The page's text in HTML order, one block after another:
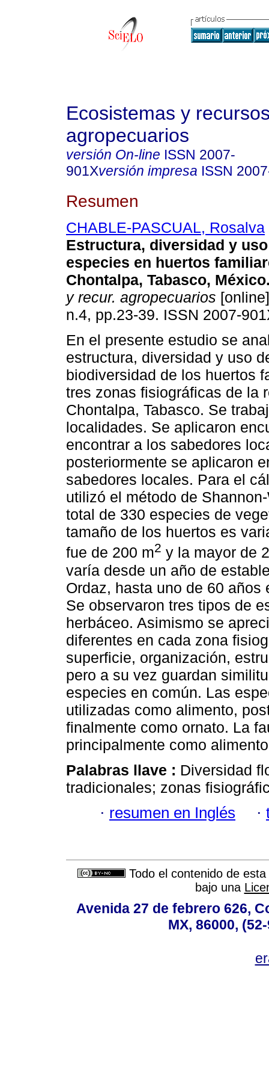
Ecosistemas y
agropecuarios
versión On-line ISSN 2007-
901Xversión impresa ISSN
Resumen
CHABLE-PASCUAL, Rosalva
Estructura, diversidad y
especies en huertos
Chontalpa, Tabasco, México
y recur. agropecuarios
n.4, pp.23-39. ISSN 2007-
En el presente estudio se
estructura, diversidad y uso
biodiversidad de los huertos
tres zonas fisiográficas de la
Chontalpa, Tabasco. Se
localidades. Se aplicaron
encontrar a los sabedores
posteriormente se aplicaron
sabedores locales. Para el
utilizó el método de
total de 330 especies de
tamaño de los huertos es
fue de 200 m2 y la mayor de
varía desde un año de
Ordaz, hasta uno de 60
Se observaron tres tipos de
herbáceo. Asimismo se
diferentes en cada zona
superficie, organización,
pero a su vez guardan
especies en común. Las
utilizadas como alimento,
finalmente como ornato. La
principalmente como
Palabras llave : Diversidad
tradicionales; zonas
· resumen en Inglés ·
Todo el contenido de
bajo una
Avenida 27 de febrero 626,
MX, 86000,